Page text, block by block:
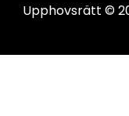
Upphovsrätt ©